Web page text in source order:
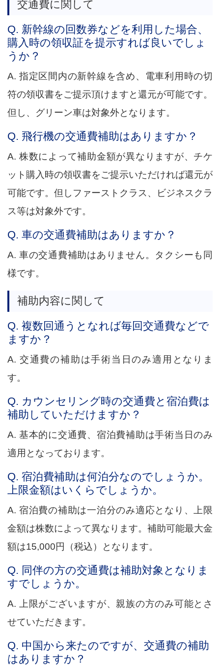
交通費に関して
Q. 新幹線の回数券などを利用した場合、
購入時の領収証を提示すれば良いでしょ
うか？
A. 指定区間内の新幹線を含め、電車利用時の切
符の領収書をご提示頂けますと還元が可能です。
但し、グリーン車は対象外となります。
Q. 飛行機の交通費補助はありますか？
A. 株数によって補助金額が異なりますが、チケ
ット購入時の領収書をご提示いただければ還元が
可能です。但しファーストクラス、ビジネスクラ
ス等は対象外です。
Q. 車の交通費補助はありますか？
A. 車の交通費補助はありません。タクシーも同
様です。
補助内容に関して
Q. 複数回通うとなれば毎回交通費などで
ますか？
A. 交通費の補助は手術当日のみ適用となりま
す。
Q. カウンセリング時の交通費と宿泊費は
補助していただけますか？
A. 基本的に交通費、宿泊費補助は手術当日のみ
適用となっております。
Q. 宿泊費補助は何泊分なのでしょうか。
上限金額はいくらでしょうか。
A. 宿泊費の補助は一泊分のみ適応となり、上限
金額は株数によって異なります。補助可能最大金
額は15,000円（税込）となります。
Q. 同伴の方の交通費は補助対象となりま
すでしょうか。
A. 上限がございますが、親族の方のみ可能とさ
せていただきます。
Q. 中国から来たのですが、交通費の補助
はありますか？